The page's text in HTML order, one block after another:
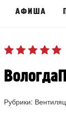
АФИША
Рубрики: